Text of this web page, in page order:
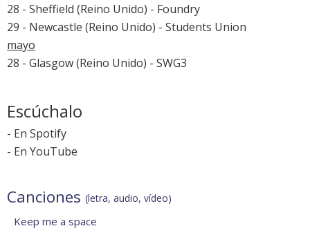
28 - Sheffield (Reino Unido) - Foundry
29 - Newcastle (Reino Unido) - Students Union
mayo
28 - Glasgow (Reino Unido) - SWG3
Escúchalo
- En Spotify
- En YouTube
Canciones (letra, audio, vídeo)
Keep me a space